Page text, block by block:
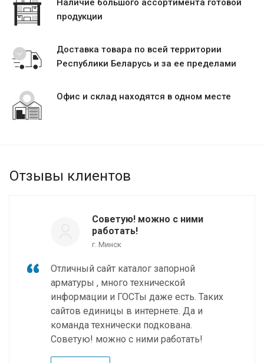
Наличие большого ассортимента готовой
продукции
Доставка товара по всей территории
Республики Беларусь и за ее пределами
Офис и склад находятся в одном месте
Отзывы клиентов
Советую! можно с ними
работать!
г. Минск
Отличный сайт каталог запорной
арматуры , много технической
информации и ГОСТы даже есть. Таких
сайтов единицы в интернете. Да и
команда технически подкована.
Советую! можно с ними работать!